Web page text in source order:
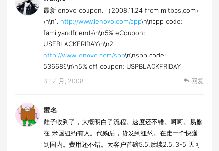
最新lenovo coupon. （2008.11.24 from mitbbs.com）
\n\n1. http://www.lenovo.com/cpp\n\ncpp code:
familyandfriends\n\n5% eCoupon:
USEBLACKFRIDAY\n\n2.
http://www.lenovo.com/spp\n\nspp code:
536686\n\n5% off coupon: USPBLACKFRIDAY
3 12 月, 2008 回复
匿名
鞋子收到了，大概明白了流程。速度还不错。呵呵。易趣
在 米国纽约有人。代购后，货发到纽约。在走一个快递
到国内。费用还不错。大客户首磅5.5,后续2.5. 3-5 天可